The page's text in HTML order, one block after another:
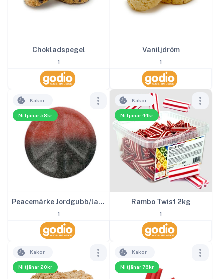
Chokladspegel
1
Vaniljdröm
1
Ni tjänar 58kr
Kakor
Peacemärke Jordgubb/lakrits 2kg
1
Ni tjänar 44kr
Kakor
Rambo Twist 2kg
1
Ni tjänar 20kr
Kakor
Ni tjänar 76kr
Kakor